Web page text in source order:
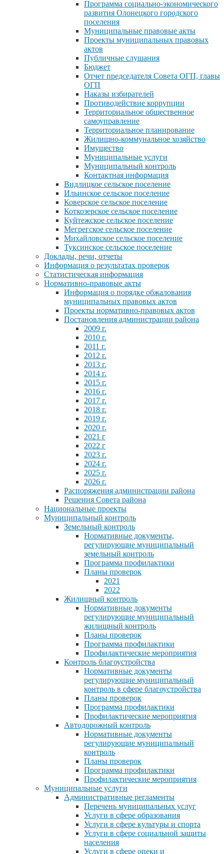
Программа социально-экономического
развития Олонецкого городского
поселения
Муниципальные правовые акты
Проекты муниципальных правовых
актов
Публичные слушания
Бюджет
Отчет председателя Совета ОГП, главы
ОГП
Наказы избирателей
Противодействие коррупции
Территориальное общественное
самоуправление
Территориальное планирование
Жилищно-коммунальное хозяйство
Имущество
Муниципальные услуги
Муниципальный контроль
Контактная информация
Видлицкое сельское поселение
Ильинское сельское поселение
Коверское сельское поселение
Коткозерское сельское поселение
Куйтежское сельское поселение
Мегрегское сельское поселение
Михайловское сельское поселение
Туксинское сельское поселение
Доклады, речи, отчеты
Информация о результатах проверок
Статистическая информация
Нормативно-правовые акты
Информация о порядке обжалования
муниципальных правовых актов
Проекты нормативно-правовых актов
Постановления администрации района
2009 г.
2010 г.
2011 г.
2012 г.
2013 г.
2014 г.
2015 г.
2016 г.
2017 г.
2018 г.
2019 г.
2020 г.
2021 г
2022 г
2023 г.
2024 г.
2025 г.
2026 г.
Распоряжения администрации района
Решения Совета района
Национальные проекты
Муниципальный контроль
Земельный контроль
Нормативные документы,
регулирующие муниципальный
земельный контроль
Программа профилактики
Планы проверок
2021
2022
Жилищный контроль
Нормативные документы
регулирующие муниципальный
жилищный контроль
Планы проверок
Программа профилактики
Профилактические мероприятия
Контроль благоустройства
Нормативные документы
регулирующие муниципальный
контроль в сфере благоустройства
Планы проверок
Программа профилактики
Профилактические мероприятия
Автодорожный контроль
Нормативные документы
регулирующие муниципальный
контроль
Планы проверок
Программа профилактики
Профилактические мероприятия
Муниципальные услуги
Административные регламенты
Перечень муниципальных услуг
Услуги в сфере образования
Услуги в сфере культуры и спорта
Услуги в сфере социальной защиты
населения
Услуги в сфере опеки и